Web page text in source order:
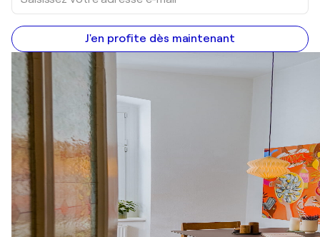
J'en profite dès maintenant